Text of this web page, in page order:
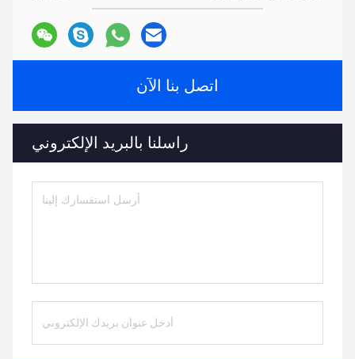
اتصل بنا الآن
راسلنا بالبريد الإلكتروني